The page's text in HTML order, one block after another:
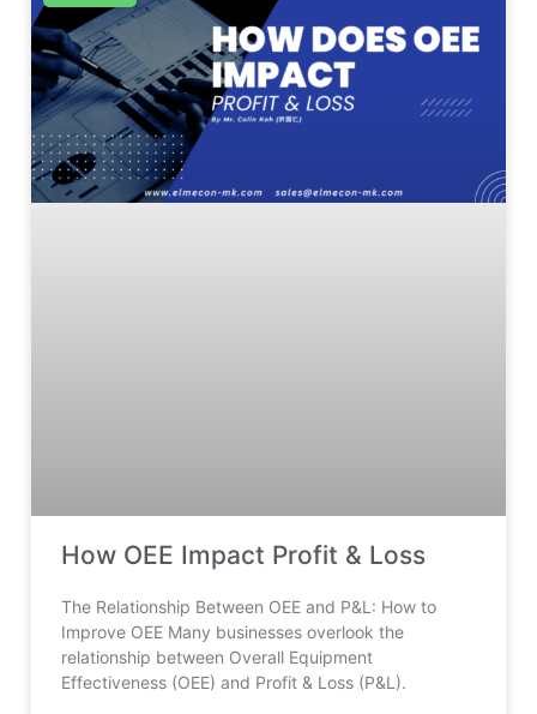
How OEE Impact Profit & Loss
The Relationship Between OEE and P&L: How to
Improve OEE Many businesses overlook the
relationship between Overall Equipment
Effectiveness (OEE) and Profit & Loss (P&L).